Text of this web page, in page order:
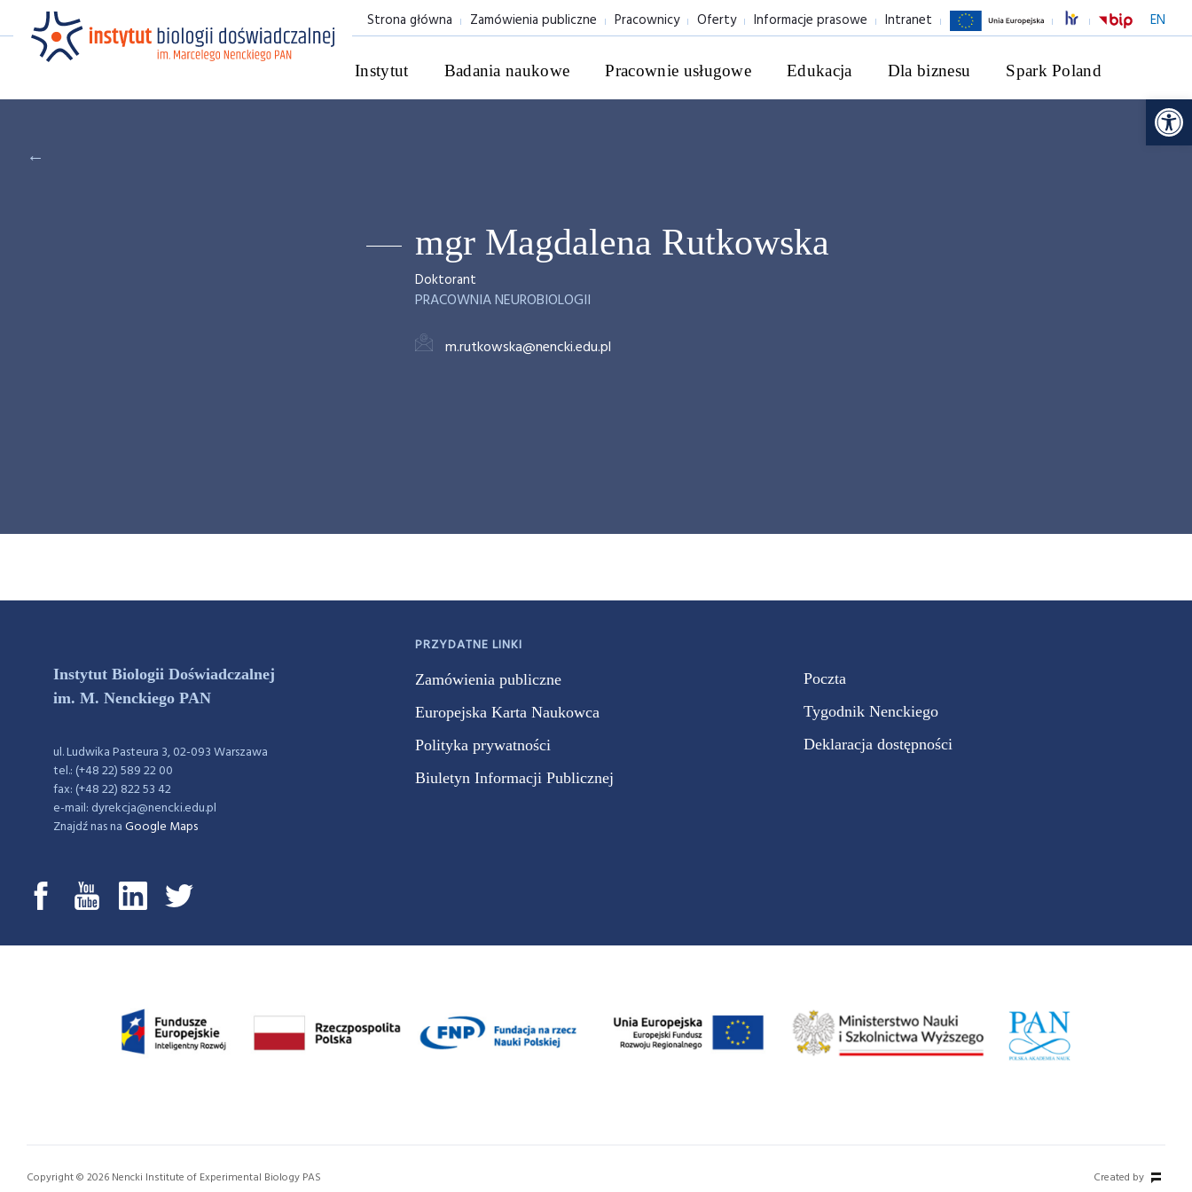
EN
Strona główna Zamówienia publiczne Pracownicy Oferty Informacje prasowe Intranet
Instytut Badania naukowe Pracownie usługowe Edukacja Dla biznesu Spark Poland
←
mgr Magdalena Rutkowska
Doktorant
PRACOWNIA NEUROBIOLOGII
m.rutkowska@nencki.edu.pl
Instytut Biologii Doświadczalnej
im. M. Nenckiego PAN
ul. Ludwika Pasteura 3, 02-093 Warszawa
tel.: (+48 22) 589 22 00
fax: (+48 22) 822 53 42
e-mail: dyrekcja@nencki.edu.pl
Znajdź nas naGoogle Maps
PRZYDATNE LINKI
Zamówienia publiczne
Europejska Karta Naukowca
Polityka prywatności
Biuletyn Informacji Publicznej
Poczta
Tygodnik Nenckiego
Deklaracja dostępności
Copyright © 2026 Nencki Institute of Experimental Biology PAS Created by